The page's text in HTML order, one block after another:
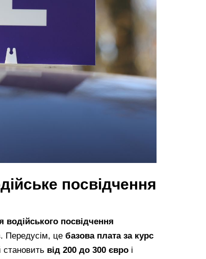
посвідчення
водійського посвідчення
Передусім, це базова плата за курс
становить від 200 до 300 євро і